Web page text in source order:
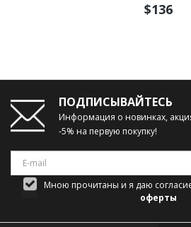
$136
ПОДПИСЫВАЙТЕСЬ
Информация о новинках,
-5% на первую покупку!
Мною прочитаны и я даю
оферты